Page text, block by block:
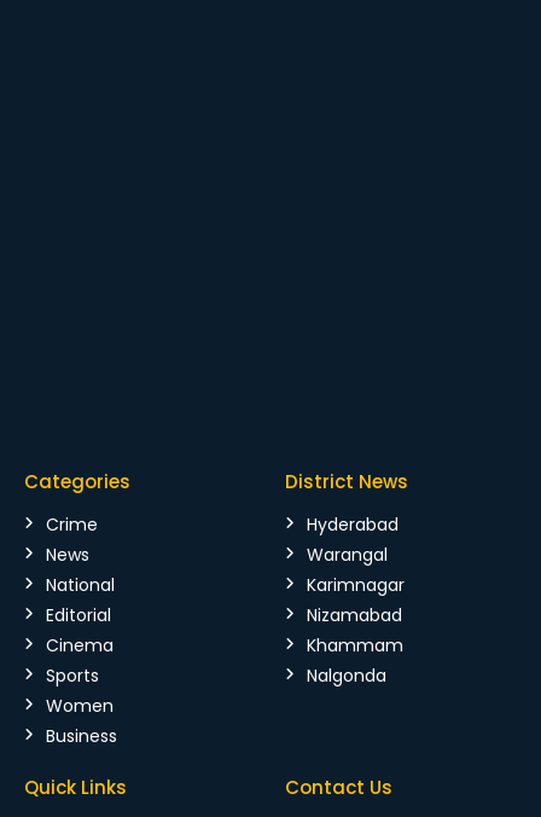
Categories
Crime
News
National
Editorial
Cinema
Sports
Women
Business
District News
Hyderabad
Warangal
Karimnagar
Nizamabad
Khammam
Nalgonda
Quick Links Contact Us